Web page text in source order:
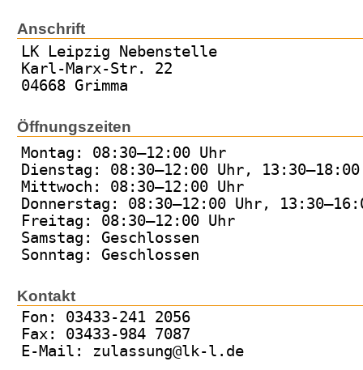
Anschrift
LK Leipzig Nebenstelle
Karl-Marx-Str. 22
04668 Grimma
Öffnungszeiten
Montag: 08:30–12:00 Uhr
Dienstag: 08:30–12:00 Uhr,
Mittwoch: 08:30–12:00 Uhr
Donnerstag: 08:30–12:00 Uhr,
Freitag: 08:30–12:00 Uhr
Samstag: Geschlossen
Sonntag: Geschlossen
Kontakt
Fon: 03433-241 2056
Fax: 03433-984 7087
E-Mail: zulassung@lk-l.de